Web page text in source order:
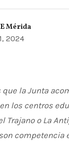
Mérida
2024
la Junta
los centros
Trajano o La
competencia